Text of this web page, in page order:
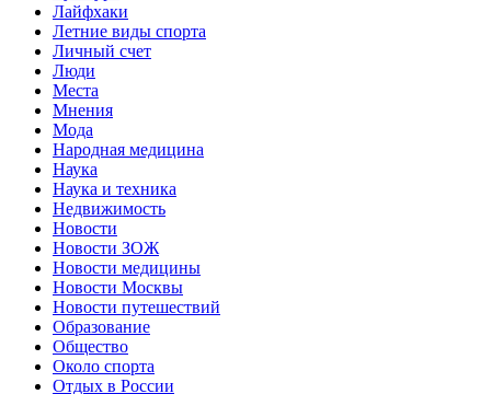
Лайфхаки
Летние виды спорта
Личный счет
Люди
Места
Мнения
Мода
Народная медицина
Наука
Наука и техника
Недвижимость
Новости
Новости ЗОЖ
Новости медицины
Новости Москвы
Новости путешествий
Образование
Общество
Около спорта
Отдых в России